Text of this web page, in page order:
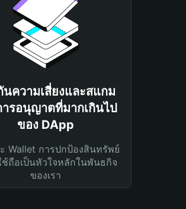
นความเสี่ยงและสแกม
ารอนุญาตที่มากเกินไป
ของ DApp
Wallet การปกป้องสินทรัพย์
ช้ถือเป็นหัวใจหลักในพันธกิจ
ของเรา